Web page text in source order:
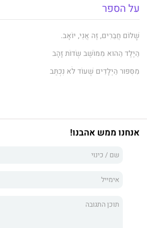
על הספר
שָׁלוֹם חֲבֵרִים, זֶה אֲנִי, יוֹאָב.
הַיֶּלֶד הַהוּא מִמּוֹשַׁב שְׂדוֹת זָהָב
מִסִּפּוּר הַיְּלָדִים שֶׁעוֹד לֹא נִכְתַּב
שולחן הכתיבה ולגור על המדף בתוך ספר אמיתי.
הספר מתאר את המסע שעוברים אימא, אבא
מסע של חוויות בטבע, של גילויים משותפים,
אנחנו ממש אהבנו!